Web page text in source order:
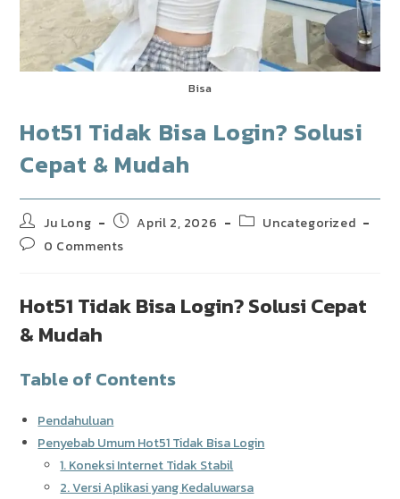
Bisa
Hot51 Tidak Bisa Login? Solusi
Cepat & Mudah
Post
author:
Ju Long
PostApril 2, 2026
PostUncategorized
Post0 Comments
Hot51 Tidak Bisa Login? Solusi Cepat
& Mudah
Table of Contents
Pendahuluan
Penyebab Umum Hot51 Tidak Bisa Login
1. Koneksi Internet Tidak Stabil
2. Versi Aplikasi yang Kedaluwarsa